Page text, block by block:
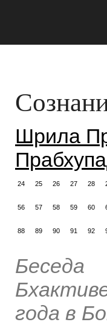
Шрила
24 25 26 27 28
56 57 58 59 60
88 89 90 91 92
года в